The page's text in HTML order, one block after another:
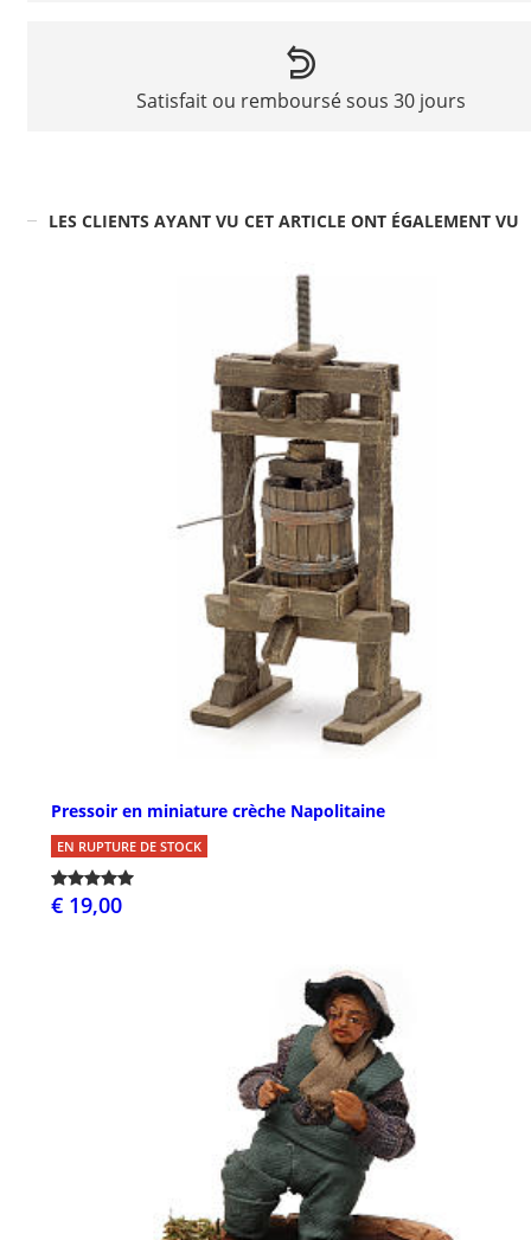
Satisfait ou remboursé sous 30 jours
LES CLIENTS AYANT VU CET ARTICLE ONT ÉGALEMENT VU
Pressoir en miniature crèche Napolitaine
EN RUPTURE DE STOCK
€ 19,00